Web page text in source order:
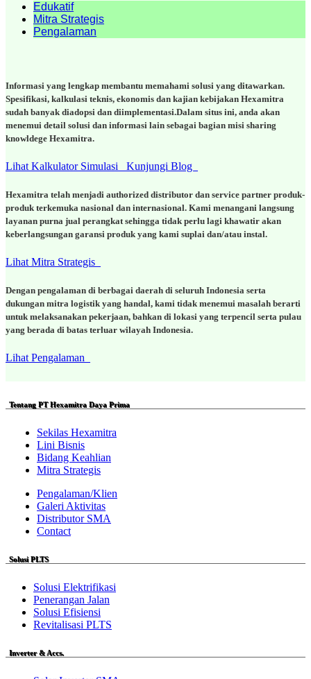
Edukatif
Mitra Strategis
Pengalaman
Informasi yang lengkap membantu memahami solusi yang ditawarkan.
Spesifikasi, kalkulasi teknis, ekonomis dan kajian kebijakan Hexamitra
sudah banyak diadopsi dan diimplementasi.Dalam situs ini, anda akan
menemui detail solusi dan informasi lain sebagai bagian misi sharing
knowldege Hexamitra.
Lihat Kalkulator Simulasi Kunjungi Blog
Hexamitra telah menjadi authorized distributor dan service partner produk-
produk terkemuka nasional dan internasional. Kami menangani langsung
layanan purna jual perangkat sehingga tidak perlu lagi khawatir akan
keberlangsungan garansi produk yang kami suplai dan/atau instal.
Lihat Mitra Strategis
Dengan pengalaman di berbagai daerah di seluruh Indonesia serta
dukungan mitra logistik yang handal, kami tidak menemui masalah berarti
untuk melaksanakan pekerjaan, bahkan di lokasi yang terpencil serta pulau
yang berada di batas terluar wilayah Indonesia.
Lihat Pengalaman
Tentang PT Hexamitra Daya Prima
Sekilas Hexamitra
Lini Bisnis
Bidang Keahlian
Mitra Strategis
Pengalaman/Klien
Galeri Aktivitas
Distributor SMA
Contact
Solusi PLTS
Solusi Elektrifikasi
Penerangan Jalan
Solusi Efisiensi
Revitalisasi PLTS
Inverter & Accs.